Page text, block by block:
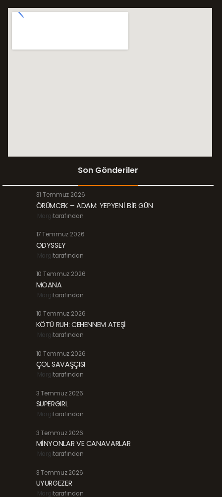
Son Gönderiler
31 Temmuz 2026
ÖRÜMCEK – ADAM: YEPYENİ BİR GÜN
Margitarafından
17 Temmuz 2026
ODYSSEY
Margitarafından
10 Temmuz 2026
MOANA
Margitarafından
10 Temmuz 2026
KÖTÜ RUH: CEHENNEM ATEŞİ
Margitarafından
10 Temmuz 2026
ÇÖL SAVAŞÇISI
Margitarafından
3 Temmuz 2026
SUPERGIRL
Margitarafından
3 Temmuz 2026
MİNYONLAR VE CANAVARLAR
Margitarafından
3 Temmuz 2026
UYURGEZER
Margitarafından